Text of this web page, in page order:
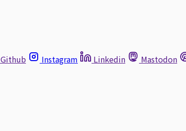
Github Instagram Linkedin Mastodon